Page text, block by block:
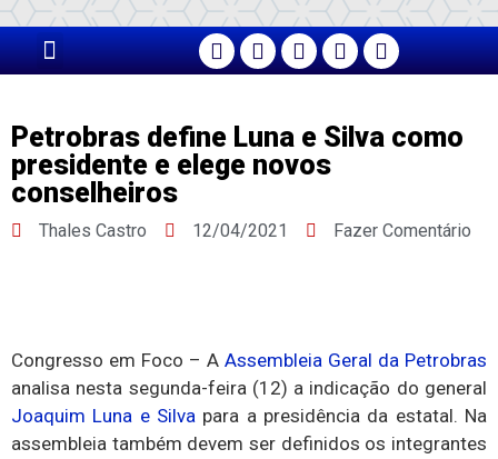
Petrobras define Luna e Silva como
presidente e elege novos
conselheiros
Thales Castro 12/04/2021 Fazer Comentário
Congresso em Foco – A Assembleia Geral da Petrobras
analisa nesta segunda-feira (12) a indicação do general
Joaquim Luna e Silva para a presidência da estatal. Na
assembleia também devem ser definidos os integrantes